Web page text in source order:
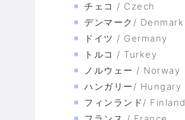
チェコ / Czech
デンマーク/ Denmark
ドイツ / Germany
トルコ / Turkey
ノルウェー / Norway
ハンガリー/ Hungary
フィンランド/ Finland